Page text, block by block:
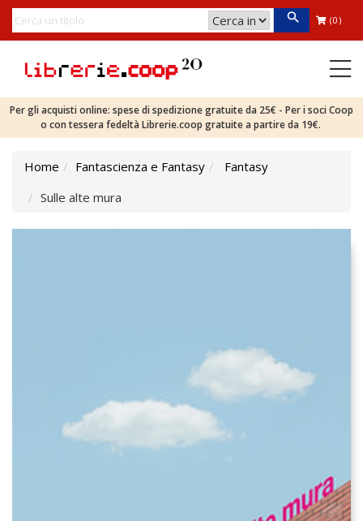
(0)
Per gli acquisti online: spese di spedizione gratuite da 25€ - Per i soci Coop
o con tessera fedeltà Librerie.coop gratuite a partire da 19€.
Home Fantascienza e Fantasy
Fantasy
Sulle alte mura